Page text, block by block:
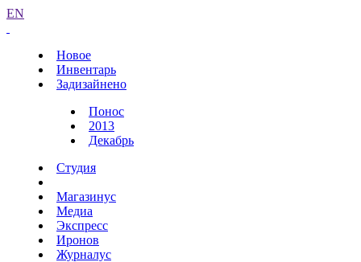
EN
Новое
Инвентарь
Задизайнено
Понос
2013
Декабрь
Студия
Магазинус
Медиа
Экспресс
Иронов
Журналус